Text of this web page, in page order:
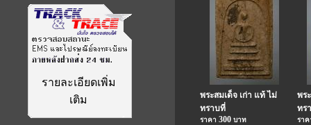
รายละเอียดเพิ่ม
เติม
พระสมเด็จ เก่า แท้ ไม่
ทราบที่
ราคา 300 บาท
พร
ทร
รา